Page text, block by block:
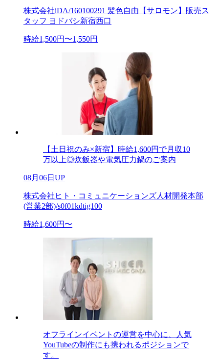
株式会社iDA/160100291 髪色自由【サロモン】販売ス
タッフ ヨドバシ新宿西口
時給1,500円〜1,550円
【土日祝のみ×新宿】時給1,600円で月収10
万以上◎炊飯器や電気圧力鍋のご案内
08月06日UP
株式会社ヒト・コミュニケーションズ人材開発本部
(営業2部)/s0f01kdtig100
時給1,600円〜
オフラインイベントの運営を中心に、人気
YouTubeの制作にも携われるポジションで
す。